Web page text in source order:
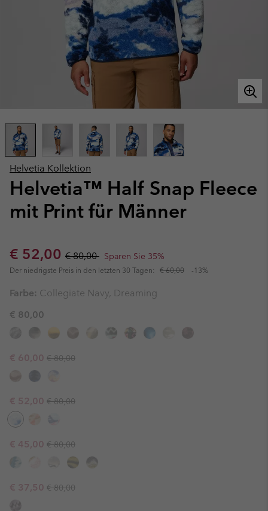
Helvetia Kollektion
Helvetia™ Half Snap Fleece
mit Print für Männer
Sale price:
€ 52,00 Regular price:
€ 80,00 Sparen Sie 35%
Der niedrigste Preis in den letzten 30 Tagen: € 60,00 -13%
Farbe: Collegiate Navy, Dreaming
€ 80,00
Sale price:
€ 60,00 Regular price:
€ 80,00
Sale price:
€ 52,00 Regular price:
€ 80,00
Sale price:
€ 45,00 Regular price:
€ 80,00
Sale price:
€ 37,50 Regular price:
€ 80,00